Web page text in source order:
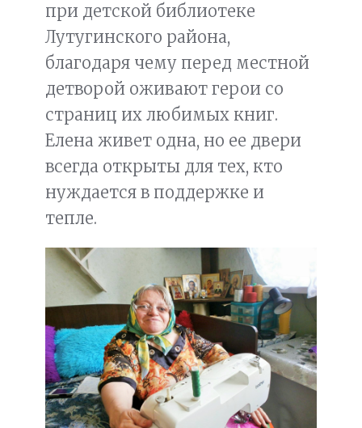
при детской библиотеке
Лутугинского района,
благодаря чему перед местной
детворой оживают герои со
страниц их любимых книг.
Елена живет одна, но ее двери
всегда открыты для тех, кто
нуждается в поддержке и
тепле.